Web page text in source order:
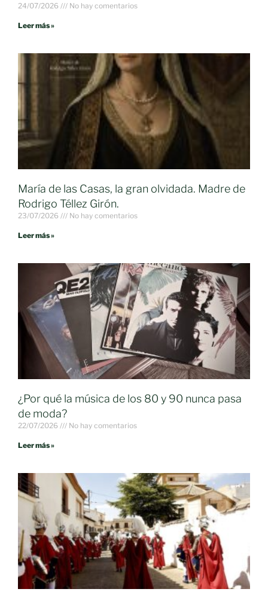
24/07/2026 No hay comentarios
Leer más »
María de las Casas, la gran olvidada. Madre de
Rodrigo Téllez Girón.
23/07/2026 No hay comentarios
Leer más »
¿Por qué la música de los 80 y 90 nunca pasa
de moda?
22/07/2026 No hay comentarios
Leer más »